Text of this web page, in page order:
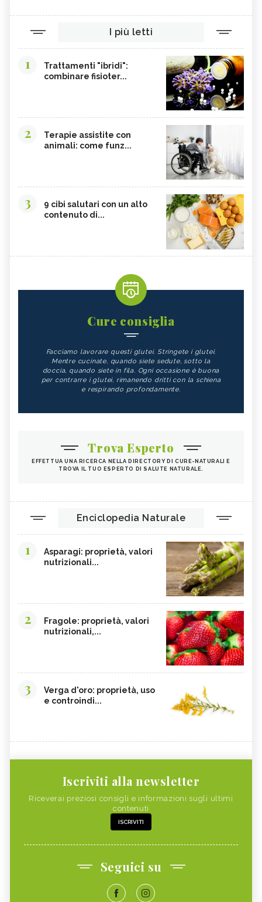
I più letti
1
Trattamenti "ibridi":
combinare fisioter...
2
Terapie assistite con
animali: come funz...
3
9 cibi salutari con un alto
contenuto di...
Cure consiglia
Facciamo lavorare questi glutei. Stringete i glutei.
Mentre cucinate, quando siete sedute, sotto la
doccia, quando siete in fila. Ogni occasione è buona
per contrarre i glutei, rimanendo dritti con la schiena
e respirando profondamente.
Trova Esperto
EFFETTUA UNA RICERCA NELLA DIRECTORY DI CURE-NATURALI E
TROVA IL TUO ESPERTO DI SALUTE NATURALE.
Enciclopedia Naturale
1
Asparagi: proprietà, valori
nutrizionali...
2
Fragole: proprietà, valori
nutrizionali,...
3
Verga d'oro: proprietà, uso
e controindi...
Iscriviti alla newsletter
Riceverai preziosi consigli e informazioni sugli ultimi
contenuti
ISCRIVITI
Seguici su